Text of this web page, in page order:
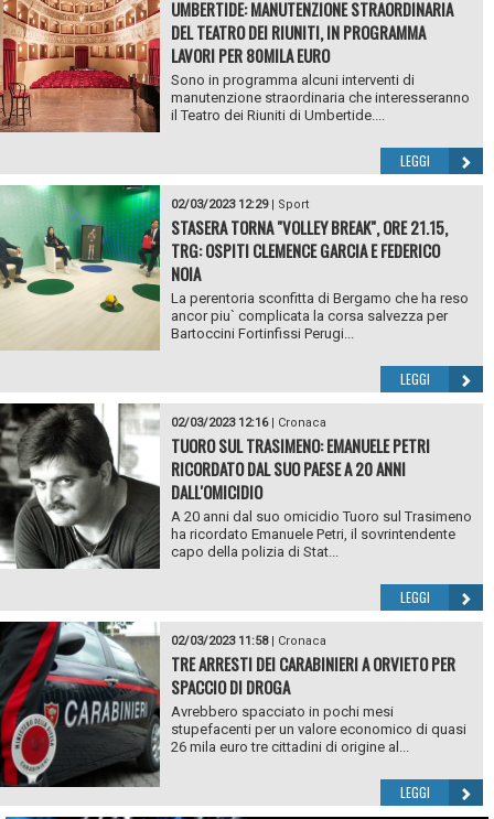
UMBERTIDE: MANUTENZIONE STRAORDINARIA
DEL TEATRO DEI RIUNITI, IN PROGRAMMA
LAVORI PER 80MILA EURO
Sono in programma alcuni interventi di
manutenzione straordinaria che interesseranno
il Teatro dei Riuniti di Umbertide....
LEGGI
02/03/2023 12:29| Sport
STASERA TORNA "VOLLEY BREAK", ORE 21.15,
TRG: OSPITI CLEMENCE GARCIA E FEDERICO
NOIA
La perentoria sconfitta di Bergamo che ha reso
ancor piu` complicata la corsa salvezza per
Bartoccini Fortinfissi Perugi...
LEGGI
02/03/2023 12:16| Cronaca
TUORO SUL TRASIMENO: EMANUELE PETRI
RICORDATO DAL SUO PAESE A 20 ANNI
DALL'OMICIDIO
A 20 anni dal suo omicidio Tuoro sul Trasimeno
ha ricordato Emanuele Petri, il sovrintendente
capo della polizia di Stat...
LEGGI
02/03/2023 11:58| Cronaca
TRE ARRESTI DEI CARABINIERI A ORVIETO PER
SPACCIO DI DROGA
Avrebbero spacciato in pochi mesi
stupefacenti per un valore economico di quasi
26 mila euro tre cittadini di origine al...
LEGGI